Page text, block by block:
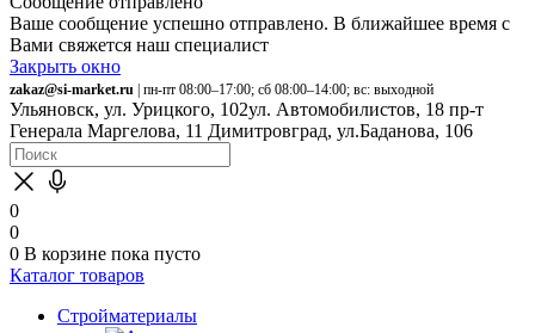
Ваше сообщение успешно отправлено. В ближайшее время с
Вами свяжется наш специалист
Закрыть окно
zakaz@si-market.ru | пн-пт 08:00–17:00; сб 08:00–14:00; вс: выходной
Ульяновск, ул. Урицкого, 102ул. Автомобилистов, 18 пр-т
Генерала Маргелова, 11 Димитровград, ул.Баданова, 106
0
0
0 В корзине пока пусто
Каталог товаров
Стройматериалы